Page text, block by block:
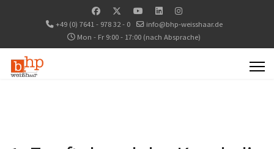
+49 (0) 7641 - 978 32 - 0
info@bhp-weisshaar.de
Mon - Fr 9:00 - 17:00 (nach Absprache)